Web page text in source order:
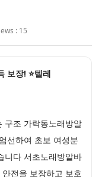
: 15
보장! ⭐텔레
구조 가락동노래방알
선하여 초보 여성분
니다 서초노래방알바
전을 보장하고 보호